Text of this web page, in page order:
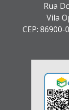
Rua
Vila
CEP: 86900-